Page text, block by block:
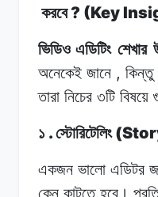
করবে? (Key
ভিডিও এডিটিং শেখার
অনেকেই জানে , কিন্তু
তারা নিচের ৩টি বিষয়ে
১ .স্টোরিটেলিং
একজন ভালো এডিটর
কেন কাটতে হবে।